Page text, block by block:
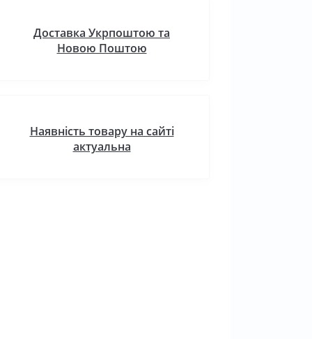
Доставка Укрпоштою та
Новою Поштою
Наявність товару на сайті
актуальна